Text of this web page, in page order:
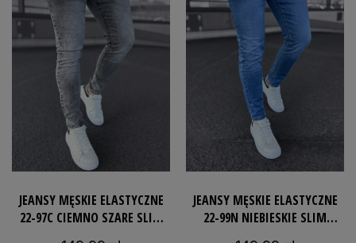
JEANSY MĘSKIE ELASTYCZNE
22-97C CIEMNO SZARE SLIM
JEANSY MĘSKIE ELASTYCZNE
22-99N NIEBIESKIE SLIM